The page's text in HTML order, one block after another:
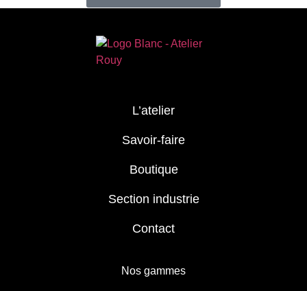
L’atelier
Savoir-faire
Boutique
Section industrie
Contact
Nos gammes